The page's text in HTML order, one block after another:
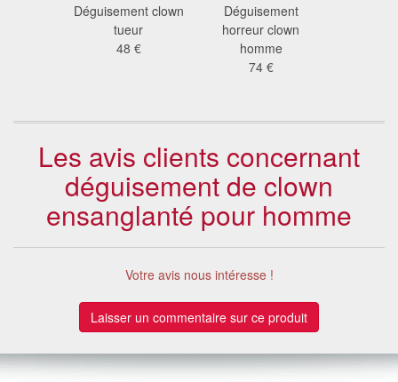
Déguisement clown
tueur
48 €
Déguisement
horreur clown
homme
74 €
Les avis clients concernant
déguisement de clown
ensanglanté pour homme
Votre avis nous intéresse !
Laisser un commentaire sur ce produit